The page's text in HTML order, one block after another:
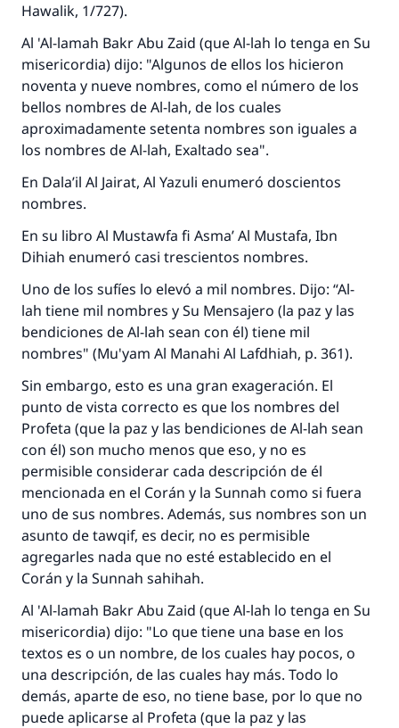
Hawalik, 1/727).
Al 'Al-lamah Bakr Abu Zaid (que Al-lah lo tenga en Su
misericordia) dijo: "Algunos de ellos los hicieron
noventa y nueve nombres, como el número de los
bellos nombres de Al-lah, de los cuales
aproximadamente setenta nombres son iguales a
los nombres de Al-lah, Exaltado sea".
En Dala’il Al Jairat, Al Yazuli enumeró doscientos
nombres.
En su libro Al Mustawfa fi Asma’ Al Mustafa, Ibn
Dihiah enumeró casi trescientos nombres.
Uno de los sufíes lo elevó a mil nombres. Dijo: “Al-
lah tiene mil nombres y Su Mensajero (la paz y las
bendiciones de Al-lah sean con él) tiene mil
nombres" (Mu'yam Al Manahi Al Lafdhiah, p. 361).
Sin embargo, esto es una gran exageración. El
punto de vista correcto es que los nombres del
Profeta (que la paz y las bendiciones de Al-lah sean
con él) son mucho menos que eso, y no es
permisible considerar cada descripción de él
mencionada en el Corán y la Sunnah como si fuera
uno de sus nombres. Además, sus nombres son un
asunto detawqif, es decir, no es permisible
agregarles nada que no esté establecido en el
Corán y la Sunnah sahihah.
Al 'Al-lamah Bakr Abu Zaid (que Al-lah lo tenga en Su
misericordia) dijo: "Lo que tiene una base en los
textos es o un nombre, de los cuales hay pocos, o
una descripción, de las cuales hay más. Todo lo
demás, aparte de eso, no tiene base, por lo que no
puede aplicarse al Profeta (que la paz y las